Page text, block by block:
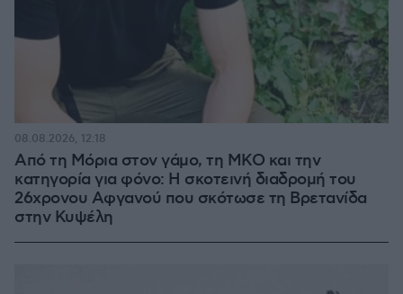
Από τη Μόρια στον γάμο, τη ΜΚΟ και την
κατηγορία για φόνο: Η σκοτεινή διαδρομή του
26χρονου Αφγανού που σκότωσε τη Βρετανίδα
στην Κυψέλη
08.08.2026, 12:18